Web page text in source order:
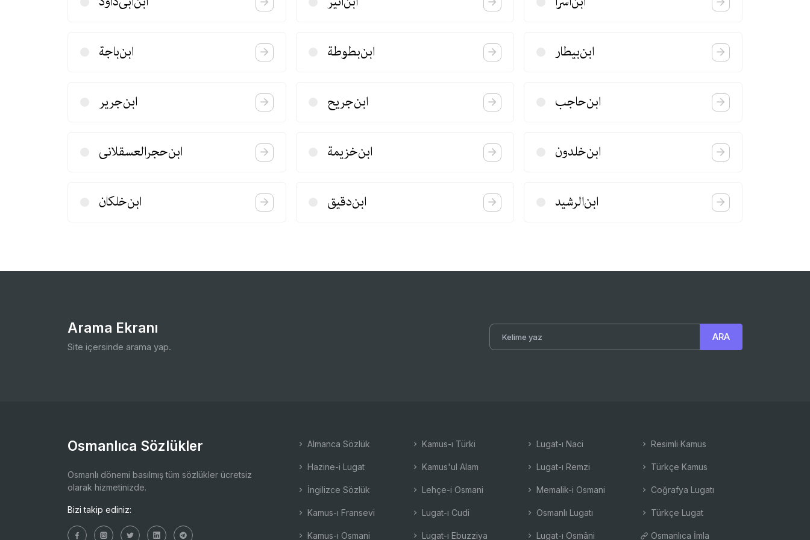
ابن‌باجة ابن‌بطوطة ابن‌بیطار
ابن‌جریر ابن‌جریح ابن‌حاجب
ابن‌حجرالعسقلانی ابن‌خزیمة ابن‌خلدون
ابن‌خلكان ابن‌دقیق ابن‌الرشید
Arama Ekranı
Site içersinde arama yap.
Osmanlıca Sözlükler
Osmanlı dönemi basılmış tüm sözlükler ücretsiz
olarak hizmetinizde.
Bizi takip ediniz:
Almanca Sözlük
Hazine-i Lugat
İngilizce Sözlük
Kamus-ı Fransevi
Kamus-ı Osmani
Kamus-ı Türki
Kamus'ul Alam
Lehçe-i Osmani
Lugat-ı Cudi
Lugat-ı Ebuzziya
Lugat-ı Naci
Lugat-ı Remzi
Memalik-i Osmani
Osmanlı Lugatı
Lugat-ı Osmâni
Resimli Kamus
Türkçe Kamus
Coğrafya Lugatı
Türkçe Lugat
Osmanlıca İmla